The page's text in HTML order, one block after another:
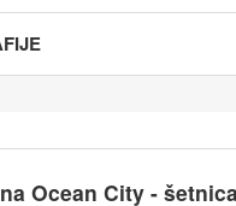
Ocean City -